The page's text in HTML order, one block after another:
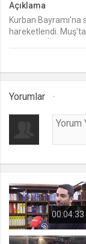
Açıklama
Kurban Bayramı'na
hareketlendi.
Yorumlar
00:04:33